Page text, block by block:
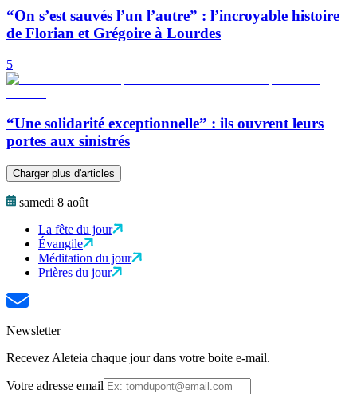
“On s’est sauvés l’un l’autre” : l’incroyable histoire
de Florian et Grégoire à Lourdes
5
“Une solidarité exceptionnelle” : ils ouvrent leurs
portes aux sinistrés
Charger plus d'articles
samedi 8 août
La fête du jour
Évangile
Méditation du jour
Prières du jour
Newsletter
Recevez Aleteia chaque jour dans votre boite e-mail.
Votre adresse email